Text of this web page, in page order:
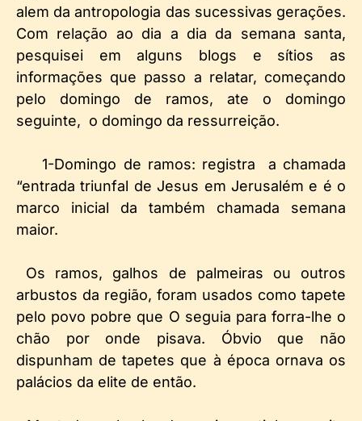
alem da antropologia das sucessivas gerações.
Com relação ao dia a dia da semana santa,
pesquisei em alguns blogs e sítios as
informações que passo a relatar, começando
pelo domingo de ramos, ate o domingo
seguinte, o domingo da ressurreição.
1-Domingo de ramos: registra a chamada
“entrada triunfal de Jesus em Jerusalém e é o
marco inicial da também chamada semana
maior.
Os ramos, galhos de palmeiras ou outros
arbustos da região, foram usados como tapete
pelo povo pobre que O seguia para forra-lhe o
chão por onde pisava. Óbvio que não
dispunham de tapetes que à época ornava os
palácios da elite de então.